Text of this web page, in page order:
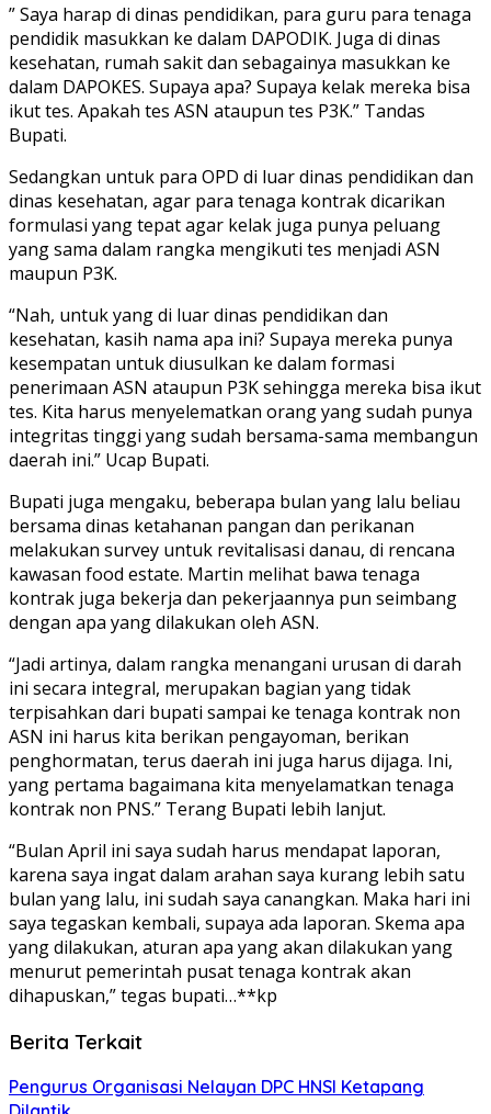
” Saya harap di dinas pendidikan, para guru para tenaga
pendidik masukkan ke dalam DAPODIK. Juga di dinas
kesehatan, rumah sakit dan sebagainya masukkan ke
dalam DAPOKES. Supaya apa? Supaya kelak mereka bisa
ikut tes. Apakah tes ASN ataupun tes P3K.” Tandas
Bupati.
Sedangkan untuk para OPD di luar dinas pendidikan dan
dinas kesehatan, agar para tenaga kontrak dicarikan
formulasi yang tepat agar kelak juga punya peluang
yang sama dalam rangka mengikuti tes menjadi ASN
maupun P3K.
“Nah, untuk yang di luar dinas pendidikan dan
kesehatan, kasih nama apa ini? Supaya mereka punya
kesempatan untuk diusulkan ke dalam formasi
penerimaan ASN ataupun P3K sehingga mereka bisa ikut
tes. Kita harus menyelematkan orang yang sudah punya
integritas tinggi yang sudah bersama-sama membangun
daerah ini.” Ucap Bupati.
Bupati juga mengaku, beberapa bulan yang lalu beliau
bersama dinas ketahanan pangan dan perikanan
melakukan survey untuk revitalisasi danau, di rencana
kawasan food estate. Martin melihat bawa tenaga
kontrak juga bekerja dan pekerjaannya pun seimbang
dengan apa yang dilakukan oleh ASN.
“Jadi artinya, dalam rangka menangani urusan di darah
ini secara integral, merupakan bagian yang tidak
terpisahkan dari bupati sampai ke tenaga kontrak non
ASN ini harus kita berikan pengayoman, berikan
penghormatan, terus daerah ini juga harus dijaga. Ini,
yang pertama bagaimana kita menyelamatkan tenaga
kontrak non PNS.” Terang Bupati lebih lanjut.
“Bulan April ini saya sudah harus mendapat laporan,
karena saya ingat dalam arahan saya kurang lebih satu
bulan yang lalu, ini sudah saya canangkan. Maka hari ini
saya tegaskan kembali, supaya ada laporan. Skema apa
yang dilakukan, aturan apa yang akan dilakukan yang
menurut pemerintah pusat tenaga kontrak akan
dihapuskan,” tegas bupati…**kp
Berita Terkait
Pengurus Organisasi Nelayan DPC HNSI Ketapang